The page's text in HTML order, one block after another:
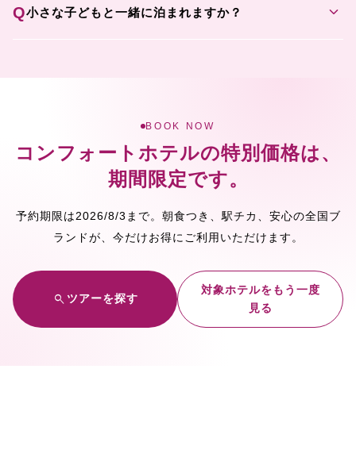
Q小さな子どもと一緒に泊まれますか？ expand_more
BOOK NOW
コンフォートホテルの特別価格は、
期間限定です。
予約期限は 2026/8/3 まで 。朝食つき、駅チカ、安心の全国ブ
ランドが、今だけお得にご利用いただけます。
search ツアーを探す
対象ホテルをもう一度
見る